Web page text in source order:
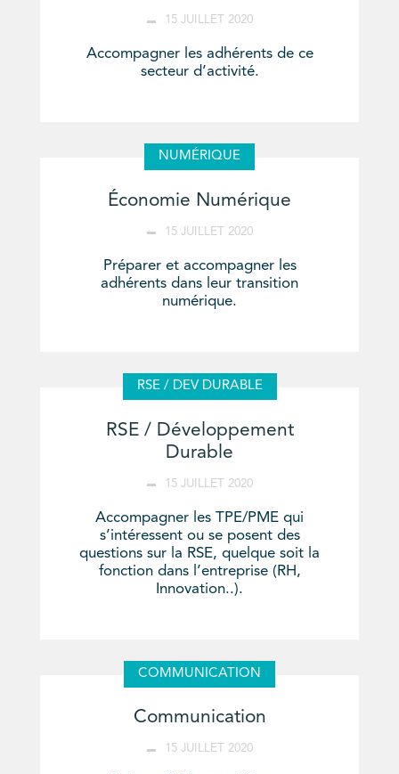
15 JUILLET 2020
Accompagner les adhérents de ce
secteur d’activité.
NUMÉRIQUE
Économie Numérique
15 JUILLET 2020
Préparer et accompagner les
adhérents dans leur transition
numérique.
RSE / DEV DURABLE
RSE / Développement
Durable
15 JUILLET 2020
Accompagner les TPE/PME qui
s’intéressent ou se posent des
questions sur la RSE, quelque soit la
fonction dans l’entreprise (RH,
Innovation..).
COMMUNICATION
Communication
15 JUILLET 2020